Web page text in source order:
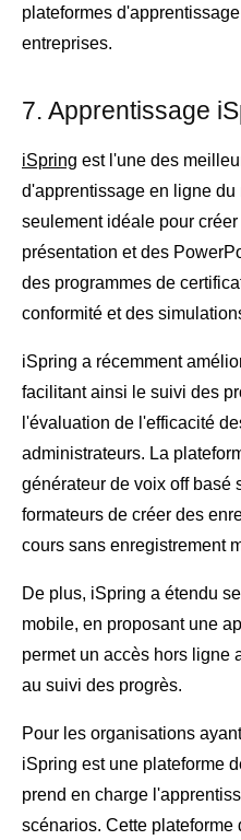
plateformes
entreprises.
7. Apprentissage
iSpring est l'une des
d'apprentissage en ligne
seulement idéale pour
présentation et des
des programmes de
conformité et des
iSpring a récemment
facilitant ainsi le suivi des
l'évaluation de l'efficacité
administrateurs. La
générateur de voix off basé
formateurs de créer des
cours sans enregistrement
De plus, iSpring a étendu
mobile, en proposant une
permet un accès hors ligne
au suivi des progrès.
Pour les organisations
iSpring est une plateforme
prend en charge
scénarios. Cette